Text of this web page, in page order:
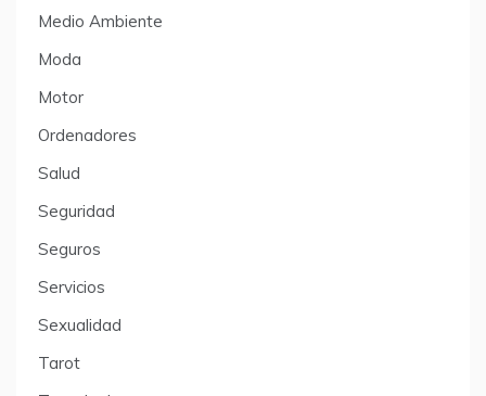
Medio Ambiente
Moda
Motor
Ordenadores
Salud
Seguridad
Seguros
Servicios
Sexualidad
Tarot